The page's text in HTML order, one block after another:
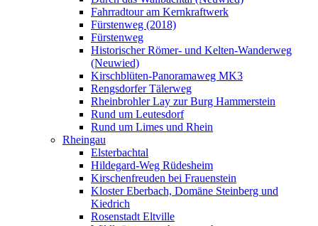
Fahrradtour am Kernkraftwerk
Fürstenweg (2018)
Fürstenweg
Historischer Römer- und Kelten-Wanderweg
(Neuwied)
Kirschblüten-Panoramaweg MK3
Rengsdorfer Tälerweg
Rheinbrohler Lay zur Burg Hammerstein
Rund um Leutesdorf
Rund um Limes und Rhein
Rheingau
Elsterbachtal
Hildegard-Weg Rüdesheim
Kirschenfreuden bei Frauenstein
Kloster Eberbach, Domäne Steinberg und
Kiedrich
Rosenstadt Eltville